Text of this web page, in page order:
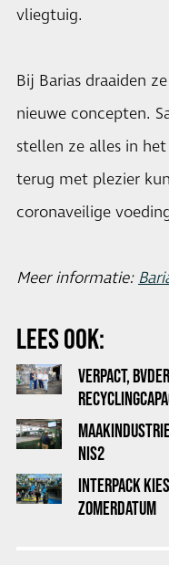
vliegtuig.
Bij Barias draaiden
nieuwe concepten.
stellen ze alles in
terug met plezier
coronaveilige
Meer informatie:
LEES OOK:
VERPACT,
NIS2
INTERPACK
ZOMERDATUM